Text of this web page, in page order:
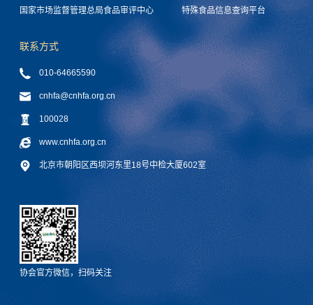
国家市场监督管理总局食品审评中心 特殊食品信息查询平台
联系方式
010-64665590
cnhfa@cnhfa.org.cn
100028
www.cnhfa.org.cn
北京市朝阳区西坝河东里18号中检大厦602室
协会官方微信，扫码关注